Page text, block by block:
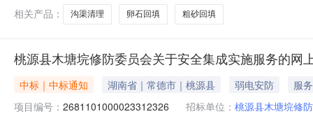
相关产品：
沟渠清理 卵石回填 粗砂回填
桃源县木塘垸修防委员会关于安全集成实施服务的网
中标｜中标通知 湖南省｜常德市｜桃源县 弱电安防
服务
项目编号： 2681101000023312326 招标单位： 桃源县木塘垸修